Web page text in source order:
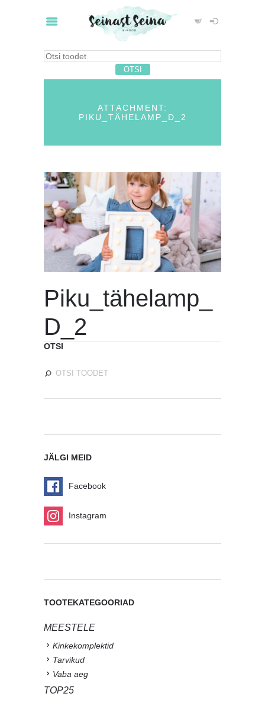
ATTACHMENT:
PIKU_TÄHELAMP_D_2
Piku_tähelamp_
D_2
OTSI
JÄLGI MEID
Facebook
Instagram
TOOTEKATEGOORIAD
MEESTELE
Kinkekomplektid
Tarvikud
Vaba aeg
TOP25